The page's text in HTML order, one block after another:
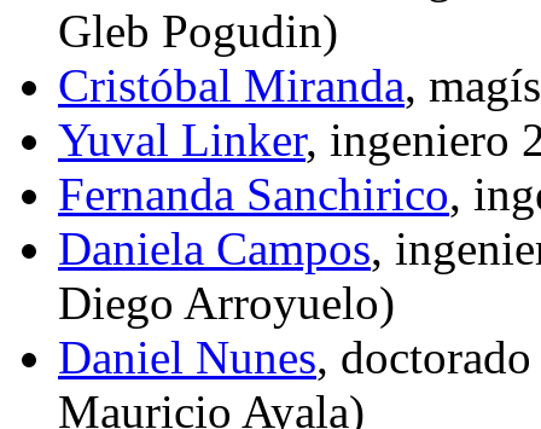
Gleb Pogudin)
Cristóbal Miranda,
Yuval Linker, ingeniero
Fernanda Sanchirico,
Daniela Campos,
Diego Arroyuelo)
Daniel Nunes,
Mauricio Ayala)